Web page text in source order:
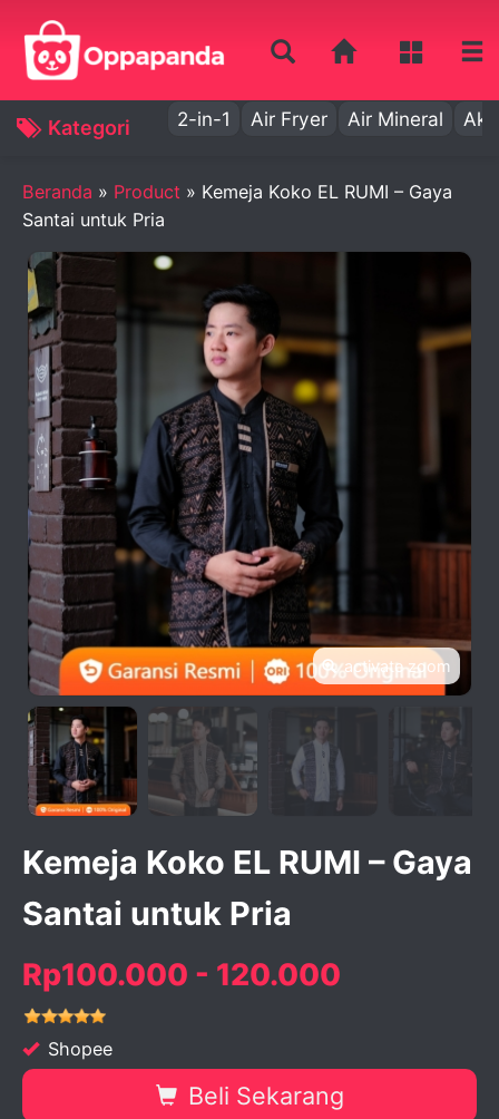
Kategori 2-in-1 Air Fryer Air Mineral Aki
Beranda » Product » Kemeja Koko EL RUMI – Gaya
Santai untuk Pria
activate zoom
Kemeja Koko EL RUMI – Gaya
Santai untuk Pria
Rp100.000 - 120.000
Shopee
Beli Sekarang